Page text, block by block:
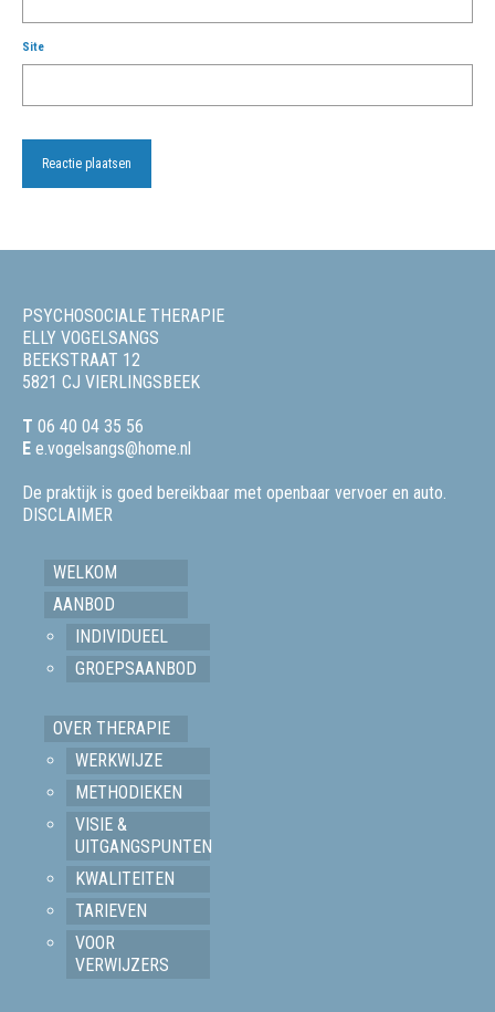
Site
PSYCHOSOCIALE THERAPIE
ELLY VOGELSANGS
BEEKSTRAAT 12
5821 CJ VIERLINGSBEEK
T 06 40 04 35 56
E e.vogelsangs@home.nl
De praktijk is goed bereikbaar met openbaar vervoer en auto.
DISCLAIMER
WELKOM
AANBOD
INDIVIDUEEL
GROEPSAANBOD
OVER THERAPIE
WERKWIJZE
METHODIEKEN
VISIE &
UITGANGSPUNTEN
KWALITEITEN
TARIEVEN
VOOR
VERWIJZERS